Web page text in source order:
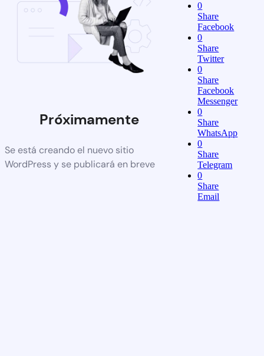
Próximamente
Se está creando el nuevo sitio
WordPress y se publicará en breve
0
Share
Facebook
0
Share
Twitter
0
Share
Facebook
Messenger
0
Share
WhatsApp
0
Share
Telegram
0
Share
Email